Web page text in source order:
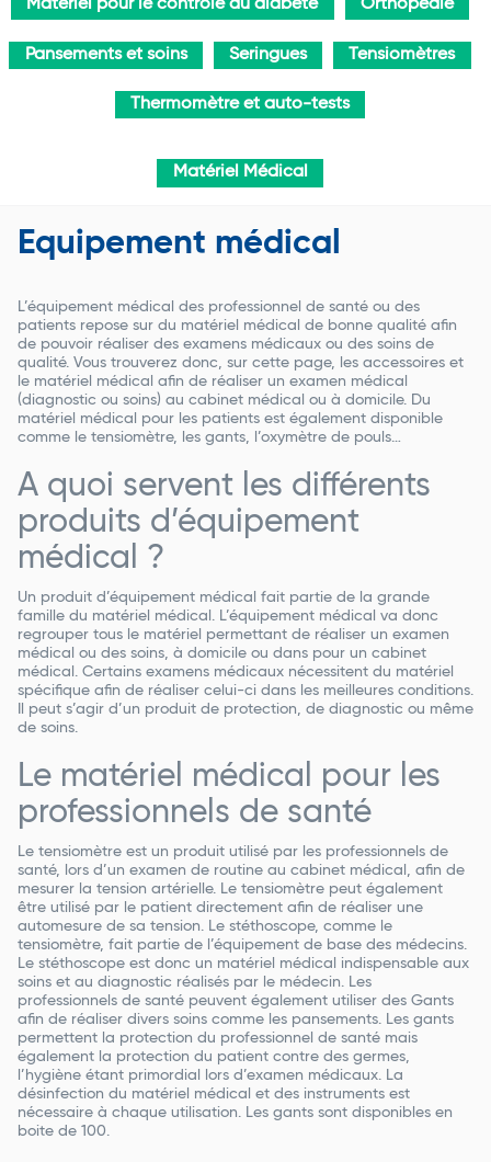
Matériel pour le contrôle du diabète Orthopédie
Pansements et soins Seringues Tensiomètres
Thermomètre et auto-tests
Matériel Médical
Equipement médical
L’équipement médical des professionnel de santé ou des
patients repose sur du matériel médical de bonne qualité afin
de pouvoir réaliser des examens médicaux ou des soins de
qualité. Vous trouverez donc, sur cette page, les accessoires et
le matériel médical afin de réaliser un examen médical
(diagnostic ou soins) au cabinet médical ou à domicile. Du
matériel médical pour les patients est également disponible
comme le tensiomètre, les gants, l’oxymètre de pouls…
A quoi servent les différents
produits d’équipement
médical ?
Un produit d’équipement médical fait partie de la grande
famille du matériel médical. L’équipement médical va donc
regrouper tous le matériel permettant de réaliser un examen
médical ou des soins, à domicile ou dans pour un cabinet
médical. Certains examens médicaux nécessitent du matériel
spécifique afin de réaliser celui-ci dans les meilleures conditions.
Il peut s’agir d’un produit de protection, de diagnostic ou même
de soins.
Le matériel médical pour les
professionnels de santé
Le tensiomètre est un produit utilisé par les professionnels de
santé, lors d’un examen de routine au cabinet médical, afin de
mesurer la tension artérielle. Le tensiomètre peut également
être utilisé par le patient directement afin de réaliser une
automesure de sa tension. Le stéthoscope, comme le
tensiomètre, fait partie de l’équipement de base des médecins.
Le stéthoscope est donc un matériel médical indispensable aux
soins et au diagnostic réalisés par le médecin. Les
professionnels de santé peuvent également utiliser des Gants
afin de réaliser divers soins comme les pansements. Les gants
permettent la protection du professionnel de santé mais
également la protection du patient contre des germes,
l’hygiène étant primordial lors d’examen médicaux. La
désinfection du matériel médical et des instruments est
nécessaire à chaque utilisation. Les gants sont disponibles en
boite de 100.